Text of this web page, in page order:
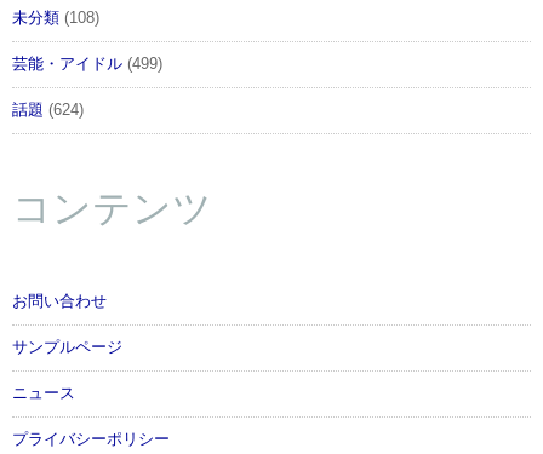
未分類 (108)
芸能・アイドル (499)
話題 (624)
コンテンツ
お問い合わせ
サンプルページ
ニュース
プライバシーポリシー